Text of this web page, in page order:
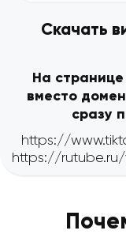
Скачать
На
вместо
сразу